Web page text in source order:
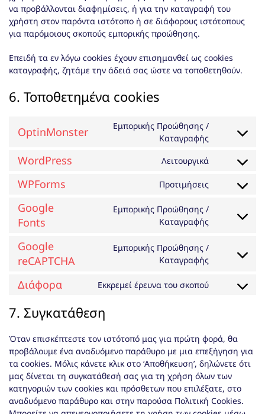
να προβάλλονται διαφημίσεις, ή για την καταγραφή του
χρήστη στον παρόντα ιστότοπο ή σε διάφορους ιστότοπους
για παρόμοιους σκοπούς εμπορικής προώθησης.
Επειδή τα εν λόγω cookies έχουν επισημανθεί ως cookies
καταγραφής, ζητάμε την άδειά σας ώστε να τοποθετηθούν.
6. Τοποθετημένα cookies
OptinMonster
Εμπορικής Προώθησης /
Καταγραφής
Consent
service
WordPress Λειτουργικά
Consent
service
WPForms Προτιμήσεις
Consent
service
Google
Fonts
Εμπορικής Προώθησης /
Καταγραφής
Consent
google-
Google
reCAPTCHA
Εμπορικής Προώθησης /
Καταγραφής
Consent
service
Διάφορα Εκκρεμεί έρευνα του σκοπού
Consent
7. Συγκατάθεση
Όταν επισκέπτεστε τον ιστότοπό μας για πρώτη φορά, θα
προβάλουμε ένα αναδυόμενο παράθυρο με μια επεξήγηση για
τα cookies. Μόλις κάνετε κλικ στο ‘Αποθήκευση’, δηλώνετε ότι
μας δίνεται τη συγκατάθεσή σας για τη χρήση όλων των
κατηγοριών των cookies και πρόσθετων που επιλέξατε, στο
αναδυόμενο παράθυρο και στην παρούσα Πολιτική Cookies.